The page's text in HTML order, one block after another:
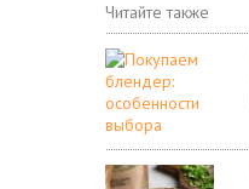
Читайте также